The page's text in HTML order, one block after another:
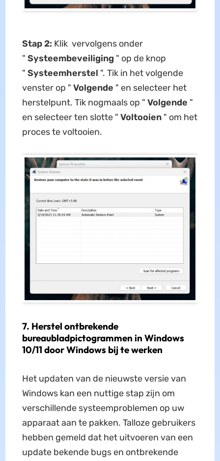
Stap 2: Klik vervolgens onder
" Systeembeveiliging " op de knop
" Systeemherstel ". Tik in het volgende
venster op " Volgende " en selecteer het
herstelpunt. Tik nogmaals op " Volgende "
en selecteer ten slotte " Voltooien" om het
proces te voltooien.
7. Herstel ontbrekende
bureaubladpictogrammen in Windows
10/11 door Windows bij te werken
Het updaten van de nieuwste versie van
Windows kan een nuttige stap zijn om
verschillende systeemproblemen op uw
apparaat aan te pakken. Talloze gebruikers
hebben gemeld dat het uitvoeren van een
update bekende bugs en ontbrekende